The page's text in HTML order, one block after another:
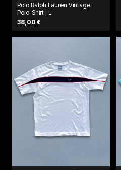
Polo Ralph Lauren Vintage
Polo-Shirt | L
38,00 €